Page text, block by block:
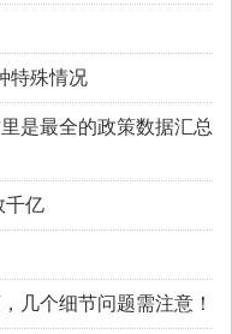
特殊情况
是最全的政策数据汇总
千亿
几个细节问题需注意！